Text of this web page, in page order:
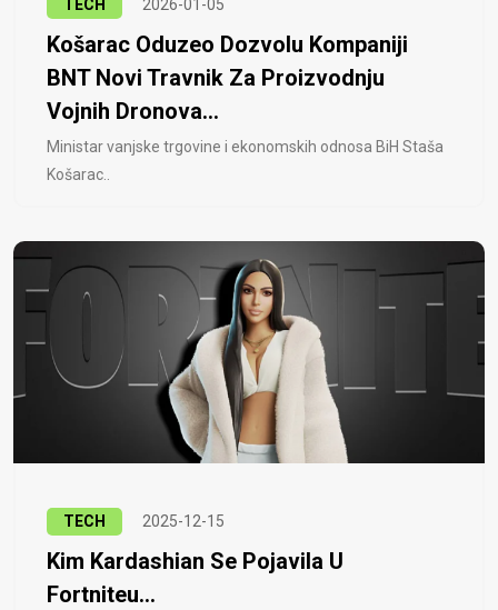
TECH 2026-01-05
Košarac Oduzeo Dozvolu Kompaniji
BNT Novi Travnik Za Proizvodnju
Vojnih Dronova...
Ministar vanjske trgovine i ekonomskih odnosa BiH Staša
Košarac..
TECH 2025-12-15
Kim Kardashian Se Pojavila U
Fortniteu...